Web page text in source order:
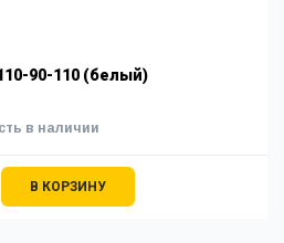
90-110 (белый)
В КОРЗИНУ
в наличии